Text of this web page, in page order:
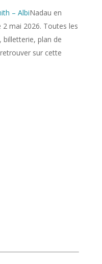
– AlbiNadau en
2 mai 2026. Toutes les
plan de
sur cette